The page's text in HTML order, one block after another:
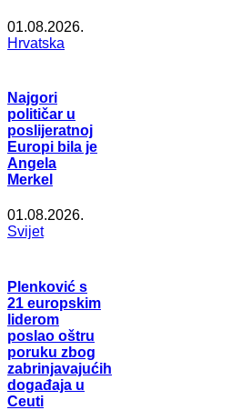
01.08.2026.
Hrvatska
Najgori
političar u
poslijeratnoj
Europi bila je
Angela
Merkel
01.08.2026.
Svijet
Plenković s
21 europskim
liderom
poslao oštru
poruku zbog
zabrinjavajućih
događaja u
Ceuti